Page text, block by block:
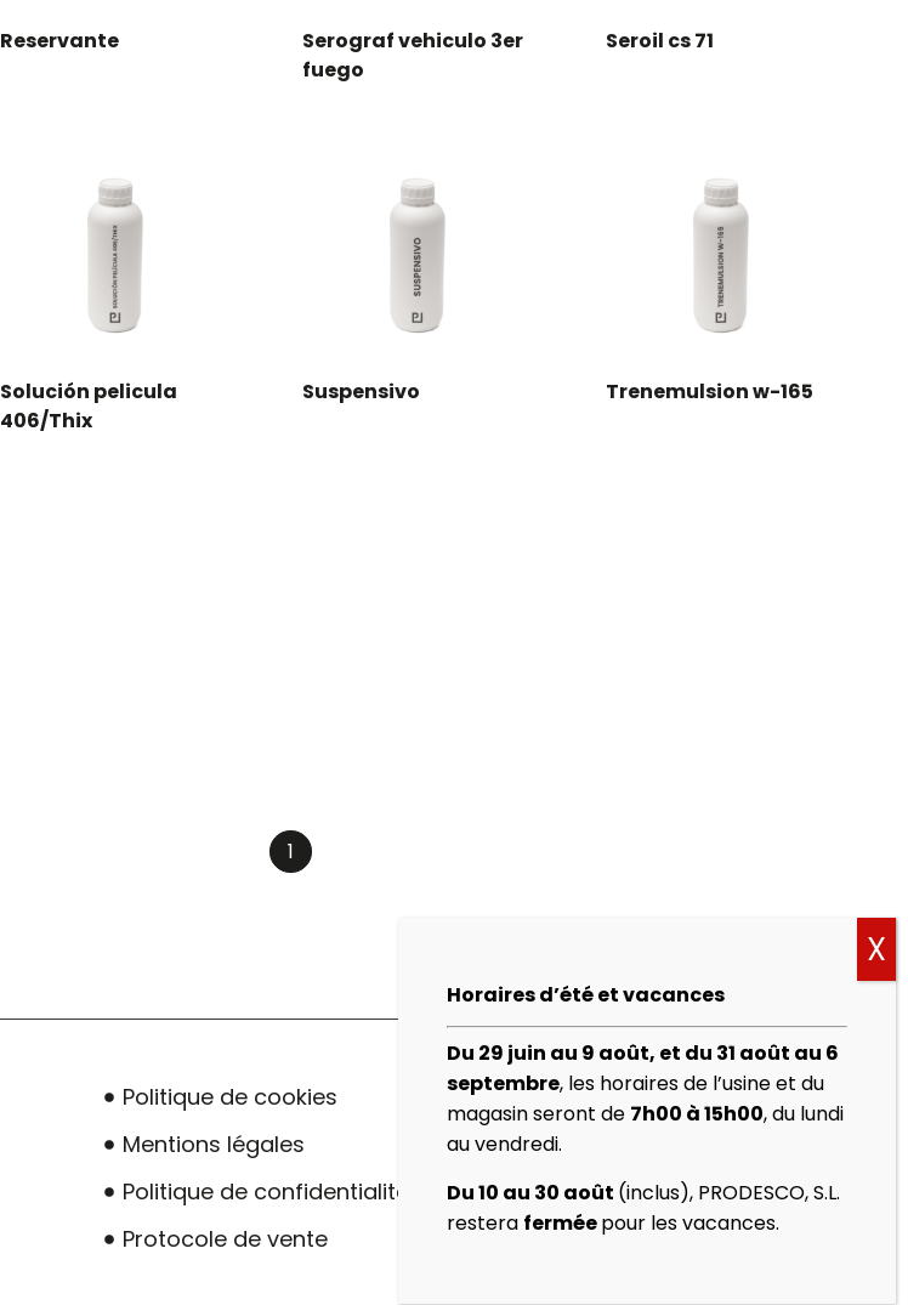
Reservante
Serograf vehiculo 3er
fuego
Seroil cs 71
Solución pelicula
406/Thix
Suspensivo Trenemulsion w-165
1
Politique de cookies
Mentions légales
Politique de confidentialité
Protocole de vente
Horaires d’été et vacances
Du 29 juin au 9 août, et du 31 août au 6
septembre, les horaires de l’usine et du
magasin seront de 7h00 à 15h00, du lundi
au vendredi.
Du 10 au 30 août (inclus), PRODESCO, S.L.
restera ferméepour les vacances.